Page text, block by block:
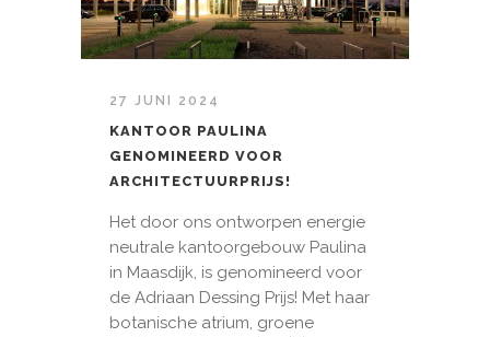
27 JUNI 2024
KANTOOR PAULINA
GENOMINEERD VOOR
ARCHITECTUURPRIJS!
Het door ons ontworpen energie
neutrale kantoorgebouw Paulina
in Maasdijk, is genomineerd voor
de Adriaan Dessing Prijs! Met haar
botanische atrium, groene